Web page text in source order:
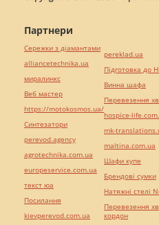
Партнери
Сережки з діамантами
alliancetechnika.ua
миралинкс
Веб мастер
https://motokosmos.ua/
Синтезатори
perevod.agency
agrotechnika.com.ua
europeservice.com.ua
текст юа
Посилання
kievperevod.com.ua
pereklad.ua
Підготовка до
Винна шафа
Перевезення
hospice-
mk-
maltina.com.ua
Шафи купе
Брендові сумки
Натяжні стелі
Перевезення
кордон